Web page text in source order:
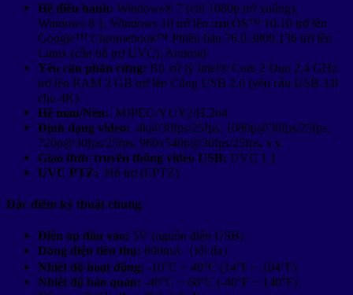
Hệ điều hành: Windows® 7 (chỉ 1080p trở xuống),
Windows 8.1, Windows 10 trở lên macOS™ 10.10 trở lên
Google™ Chromebook™ Phiên bản 76.0.3809.136 trở lên
Linux (cần hỗ trợ UVC); Android
Yêu cầu phần cứng: Bộ xử lý Intel® Core 2 Duo 2,4 GHz
trở lên RAM 2 GB trở lên Cổng USB 2.0 (yêu cầu USB 3.0
cho 4K)
Hệ màu/Nén: MJPEG/YUY2/H.264
Định dạng video: 4k@30fps/25fps, 1080p@30fps/25fps,
720p@30fps/25fps, 960x540p@30fps/25fps, v.v.
Giao thức truyền thông video USB: UVC 1.1
UVC PTZ: Hỗ trợ (EPTZ)
Đặc điểm kỹ thuật chung
Điện áp đầu vào: 5V (nguồn điện USB)
Dòng điện tiêu thụ: 800mA（tối đa）
Nhiệt độ hoạt động: -10°C ~ 40°C (14°F ~ 104°F)
Nhiệt độ bảo quản: -40°C ~ 60°C (-40°F ~ 140°F)